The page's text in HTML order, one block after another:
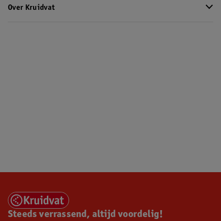
Over Kruidvat
Steeds verrassend, altijd voordelig!